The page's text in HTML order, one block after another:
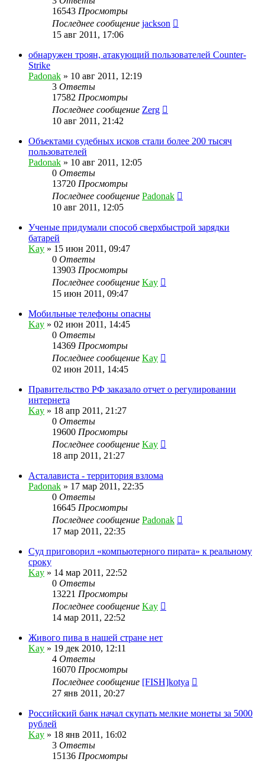
16543 Просмотры
Последнее сообщение jackson
15 авг 2011, 17:06
обнаружен троян, атакующий пользователей Counter-
Strike
Padonak » 10 авг 2011, 12:19
3 Ответы
17582 Просмотры
Последнее сообщение Zerg
10 авг 2011, 21:42
Объектами судебных исков стали более 200 тысяч
пользователей
Padonak » 10 авг 2011, 12:05
0 Ответы
13720 Просмотры
Последнее сообщение Padonak
10 авг 2011, 12:05
Ученые придумали способ сверхбыстрой зарядки
батарей
Kay » 15 июн 2011, 09:47
0 Ответы
13903 Просмотры
Последнее сообщение Kay
15 июн 2011, 09:47
Мобильные телефоны опасны
Kay » 02 июн 2011, 14:45
0 Ответы
14369 Просмотры
Последнее сообщение Kay
02 июн 2011, 14:45
Правительство РФ заказало отчет о регулировании
интернета
Kay » 18 апр 2011, 21:27
0 Ответы
19600 Просмотры
Последнее сообщение Kay
18 апр 2011, 21:27
Асталависта - территория взлома
Padonak » 17 мар 2011, 22:35
0 Ответы
16645 Просмотры
Последнее сообщение Padonak
17 мар 2011, 22:35
Суд приговорил «компьютерного пирата» к реальному
сроку
Kay » 14 мар 2011, 22:52
0 Ответы
13221 Просмотры
Последнее сообщение Kay
14 мар 2011, 22:52
Живого пива в нашей стране нет
Kay » 19 дек 2010, 12:11
4 Ответы
16070 Просмотры
Последнее сообщение [FISH]kotya
27 янв 2011, 20:27
Российский банк начал скупать мелкие монеты за 5000
рублей
Kay » 18 янв 2011, 16:02
3 Ответы
15136 Просмотры